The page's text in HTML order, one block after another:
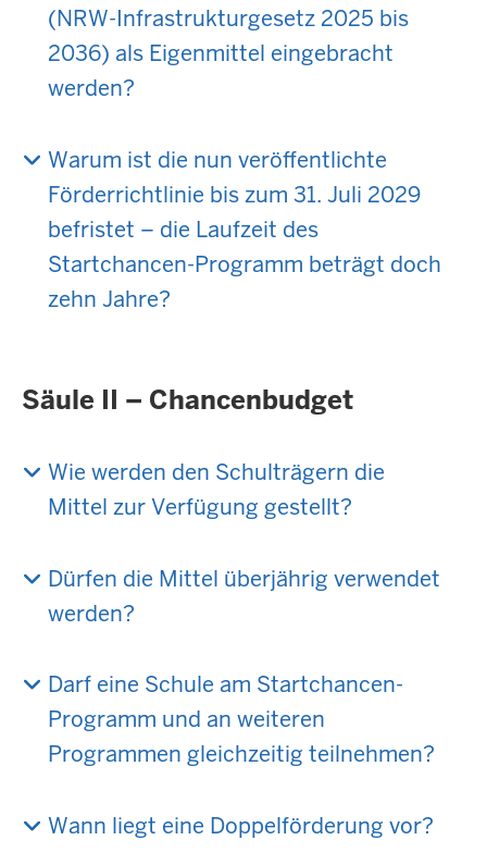
(NRW-Infrastrukturgesetz 2025 bis
2036) als Eigenmittel eingebracht
werden?
Warum ist die nun veröffentlichte
Förderrichtlinie bis zum 31. Juli 2029
befristet – die Laufzeit des
Startchancen-Programm beträgt doch
zehn Jahre?
Säule II – Chancenbudget
Wie werden den Schulträgern die
Mittel zur Verfügung gestellt?
Dürfen die Mittel überjährig verwendet
werden?
Darf eine Schule am Startchancen-
Programm und an weiteren
Programmen gleichzeitig teilnehmen?
Wann liegt eine Doppelförderung vor?